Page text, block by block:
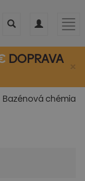
DOPRAVA
Toggle
Toggle
Bazénová chémia